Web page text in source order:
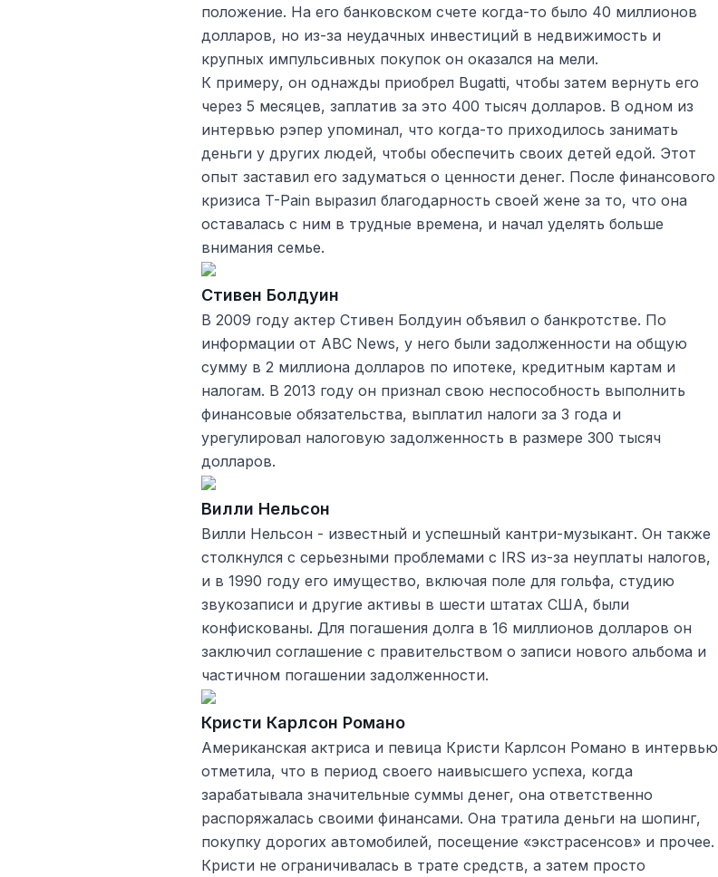
положение. На его банковском счете когда-то было 40 миллионов
долларов, но из-за неудачных инвестиций в недвижимость и
крупных импульсивных покупок он оказался на мели.
К примеру, он однажды приобрел Bugatti, чтобы затем вернуть его
через 5 месяцев, заплатив за это 400 тысяч долларов. В одном из
интервью рэпер упоминал, что когда-то приходилось занимать
деньги у других людей, чтобы обеспечить своих детей едой. Этот
опыт заставил его задуматься о ценности денег. После финансового
кризиса T-Pain выразил благодарность своей жене за то, что она
оставалась с ним в трудные времена, и начал уделять больше
внимания семье.
Стивен Болдуин
В 2009 году актер Стивен Болдуин объявил о банкротстве. По
информации от ABC News, у него были задолженности на общую
сумму в 2 миллиона долларов по ипотеке, кредитным картам и
налогам. В 2013 году он признал свою неспособность выполнить
финансовые обязательства, выплатил налоги за 3 года и
урегулировал налоговую задолженность в размере 300 тысяч
долларов.
Вилли Нельсон
Вилли Нельсон - известный и успешный кантри-музыкант. Он также
столкнулся с серьезными проблемами с IRS из-за неуплаты налогов,
и в 1990 году его имущество, включая поле для гольфа, студию
звукозаписи и другие активы в шести штатах США, были
конфискованы. Для погашения долга в 16 миллионов долларов он
заключил соглашение с правительством о записи нового альбома и
частичном погашении задолженности.
Кристи Карлсон Романо
Американская актриса и певица Кристи Карлсон Романо в интервью
отметила, что в период своего наивысшего успеха, когда
зарабатывала значительные суммы денег, она ответственно
распоряжалась своими финансами. Она тратила деньги на шопинг,
покупку дорогих автомобилей, посещение «экстрасенсов» и прочее.
Кристи не ограничивалась в трате средств, а затем просто